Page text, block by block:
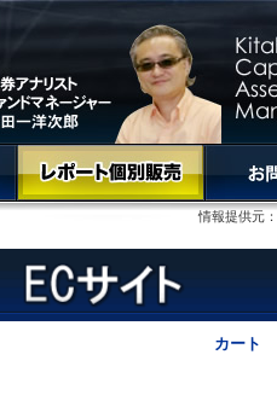
情報提供元：
カート